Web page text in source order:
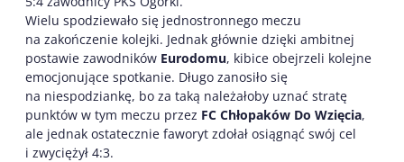
Wielu spodziewało się jednostronnego meczu
na zakończenie kolejki. Jednak głównie dzięki ambitnej
postawie zawodników Eurodomu, kibice obejrzeli kolejne
emocjonujące spotkanie. Długo zanosiło się
na niespodziankę, bo za taką należałoby uznać stratę
punktów w tym meczu przez FC Chłopaków Do Wzięcia,
ale jednak ostatecznie faworyt zdołał osiągnąć swój cel
i zwyciężył 4:3.